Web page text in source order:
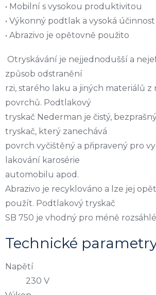
• Mobilní s vysokou produktivitou
• Výkonný podtlak a vysoká
• Abrazivo je opětovně použito
Otryskávání je nejjednodušší a
způsob odstranění
rzi, starého laku a jiných materiálů z
povrchů. Podtlakový
tryskač Nederman je čistý,
tryskač, který zanechává
povrch vyčištěný a připravený pro
lakování karosérie
automobilu apod.
Abrazivo je recyklováno a lze jej
použít. Podtlakový tryskač
SB 750 je vhodný pro méně
Technické
Napětí
230 V